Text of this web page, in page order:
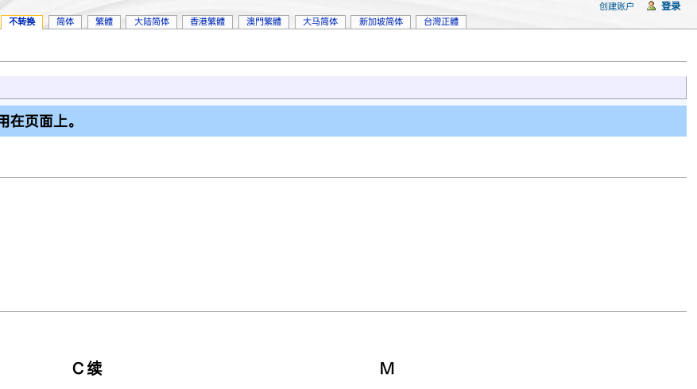
在页面上。
C 续 M
不转换 简体 繁體 大陆简体 香港繁體 澳門繁體 大马简体 新加坡简体 台灣正體
创建账户 登录